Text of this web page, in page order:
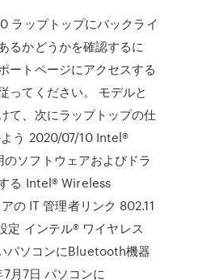
ラップトップにバックライ
るかどうかを確認するに
ートページにアクセスする
ってください。 モデルと
て、次にラップトップの仕
う 2020/07/10 Intel®
ソフトウェアおよびドラ
る Intel® Wireless
の IT 管理者リンク 802.11
定 インテル® ワイヤレス
パソコンにBluetooth機器
月7日 パソコンに